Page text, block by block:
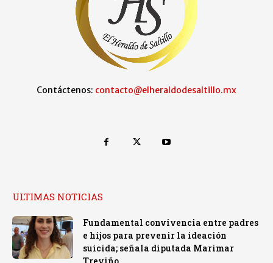
Contáctenos: contacto@elheraldodesaltillo.mx
ULTIMAS NOTICIAS
Fundamental convivencia entre padres
e hijos para prevenir la ideación
suicida; señala diputada Marimar